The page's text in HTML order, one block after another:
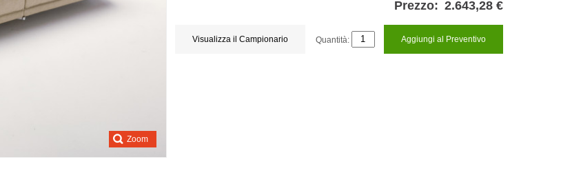
Zoom
Prezzo: 2.643,28 €
Visualizza il Campionario Quantità: Aggiungi al Preventivo